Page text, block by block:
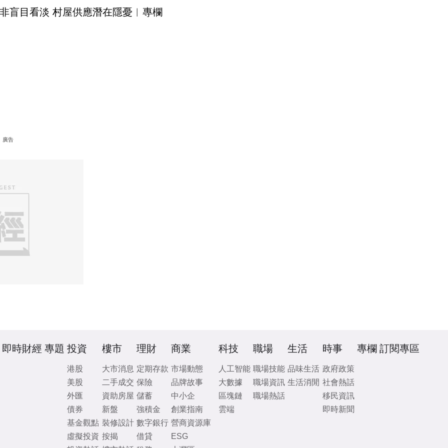
盲目看淡 村屋供應潛在隱憂︳專欄
廣告
即時財經 專題 投資
港股
美股
外匯
債券
基金觀點
虛擬投資
樓市
大市消息
二手成交
資助房屋
新盤
裝修設計
按揭
理財
定期存款
保險
儲蓄
強積金
數字銀行
借貸
商業
市場動態
品牌故事
中小企
創業指南
營商資源庫
ESG
科技
人工智能
大數據
區塊鏈
雲端
職場
職場技能
職場資訊
職場熱話
生活
品味生活
生活消閒
時事
政府政策
社會熱話
移民資訊
即時新聞
專欄 訂閱專區